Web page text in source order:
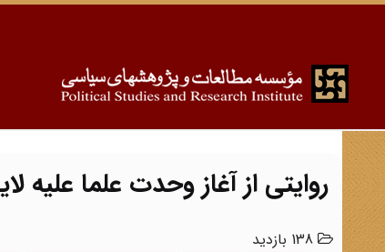
روایتی از آغاز وحدت علما علیه